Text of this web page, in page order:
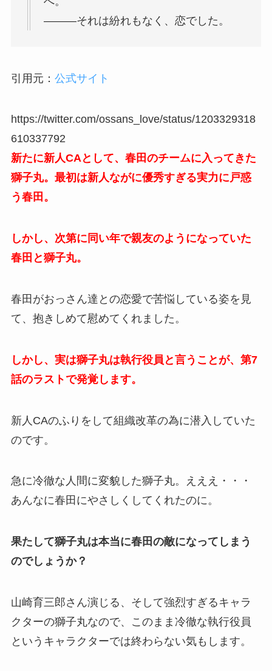
―――それは紛れもなく、恋でした。
引用元： 公式サイト
https://twitter.com/ossans_love/status/1203329318
610337792
新たに新人CAとして、春田のチームに入ってきた
獅子丸。最初は新人ながに優秀すぎる実力に戸惑
う春田。
しかし、次第に同い年で親友のようになっていた
春田と獅子丸。
春田がおっさん達との恋愛で苦悩している姿を見
て、抱きしめて慰めてくれました。
しかし、実は獅子丸は執行役員と言うことが、第7
話のラストで発覚します。
新人CAのふりをして組織改革の為に潜入していた
のです。
急に冷徹な人間に変貌した獅子丸。えええ・・・
あんなに春田にやさしくしてくれたのに。
果たして獅子丸は本当に春田の敵になってしまう
のでしょうか？
山崎育三郎さん演じる、そして強烈すぎるキャラ
クターの獅子丸なので、このまま冷徹な執行役員
というキャラクターでは終わらない気もします。